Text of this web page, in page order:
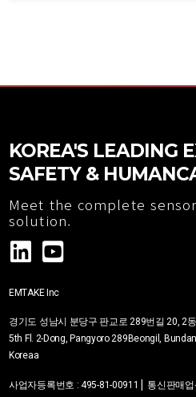
KOREA'S LEADING
SAFETY &
Meet the complete
solution.
EMTAKE Inc
경기도 성남시 분당구 판교로 289번길 20, 2
5th Fl. 2-Dong, Pangyoro 289Beongil,
Koreaa
사업자등록번호 :495-81-00911 | 통신판매